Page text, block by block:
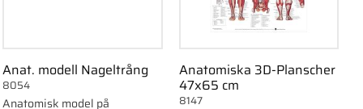
Anat. modell Nageltrång
Anatomisk model på
8054
Anatomiska 3D-Planscher
47x65 cm
8147